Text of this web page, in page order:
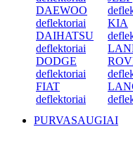
DAEWOO
deflektoriai
DAIHATSU
deflektoriai
DODGE
deflektoriai
FIAT
deflektoriai
KIA
PURVASAUGIAI